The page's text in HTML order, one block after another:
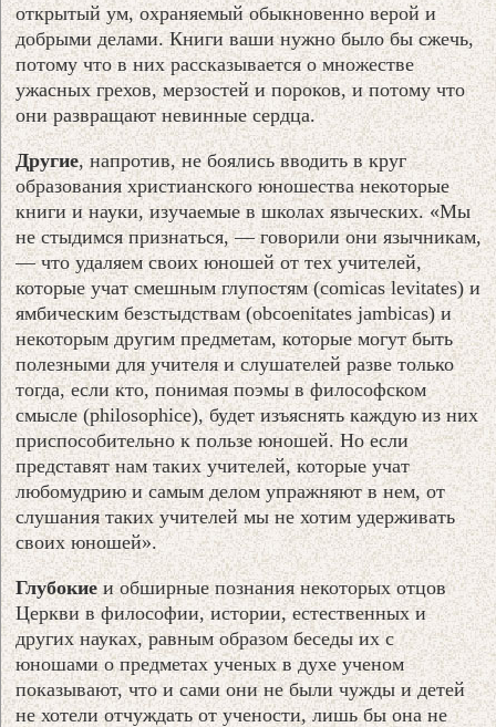
открытый ум, охраняемый обыкновенно верой и
добрыми делами. Книги ваши нужно было бы сжечь,
потому что в них рассказывается о множестве
ужасных грехов, мерзостей и пороков, и потому что
они развращают невинные сердца.
Другие, напротив, не боялись вводить в круг
образования христианского юношества некоторые
книги и науки, изучаемые в школах языческих. «Мы
не стыдимся признаться, — говорили они язычникам,
— что удаляем своих юношей от тех учителей,
которые учат смешным глупостям (сomicas levitates) и
ямбическим безстыдствам (obcoenitates jambicas) и
некоторым другим предметам, которые могут быть
полезными для учителя и слушателей разве только
тогда, если кто, понимая поэмы в философском
смысле (philosophice), будет изъяснять каждую из них
приспособительно к пользе юношей. Но если
представят нам таких учителей, которые учат
любомудрию и самым делом упражняют в нем, от
слушания таких учителей мы не хотим удерживать
своих юношей».
Глубокиеи обширные познания некоторых отцов
Церкви в философии, истории, естественных и
других науках, равным образом беседы их с
юношами о предметах ученых в духе ученом
показывают, что и сами они не были чужды и детей
не хотели отчуждать от учености, лишь бы она не